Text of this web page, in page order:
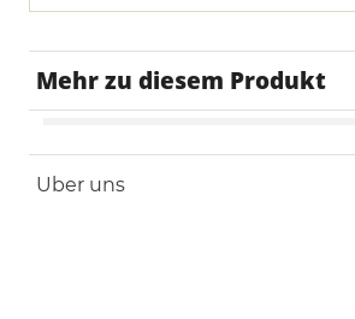
Mehr zu diesem Produkt
Lieferzeit 1-2 Tage
Uber uns